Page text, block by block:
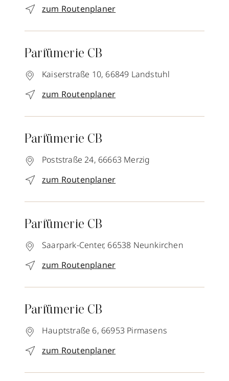
zum Routenplaner
Parfümerie CB
Kaiserstraße 10, 66849 Landstuhl
zum Routenplaner
Parfümerie CB
Poststraße 24, 66663 Merzig
zum Routenplaner
Parfümerie CB
Saarpark-Center, 66538 Neunkirchen
zum Routenplaner
Parfümerie CB
Hauptstraße 6, 66953 Pirmasens
zum Routenplaner